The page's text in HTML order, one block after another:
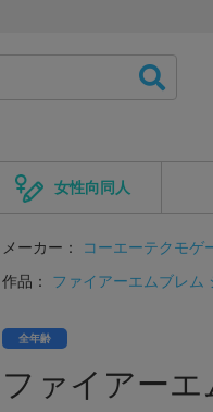
女性向同人
メーカー：
コーエーテクモゲ
作品：
ファイアーエムブレム
全年齢
ファイアー